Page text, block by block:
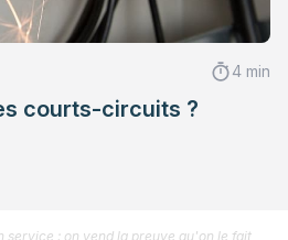
4 min
courts-circuits ?
service : on vend la preuve qu'on le fait